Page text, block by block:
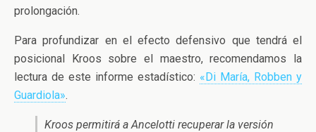
prolongación.
Para profundizar en el efecto defensivo que tendrá el
posicional Kroos sobre el maestro, recomendamos la
lectura de este informe estadístico: «Di María, Robben y
Guardiola».
Kroos permitirá a Ancelotti recuperar la versión